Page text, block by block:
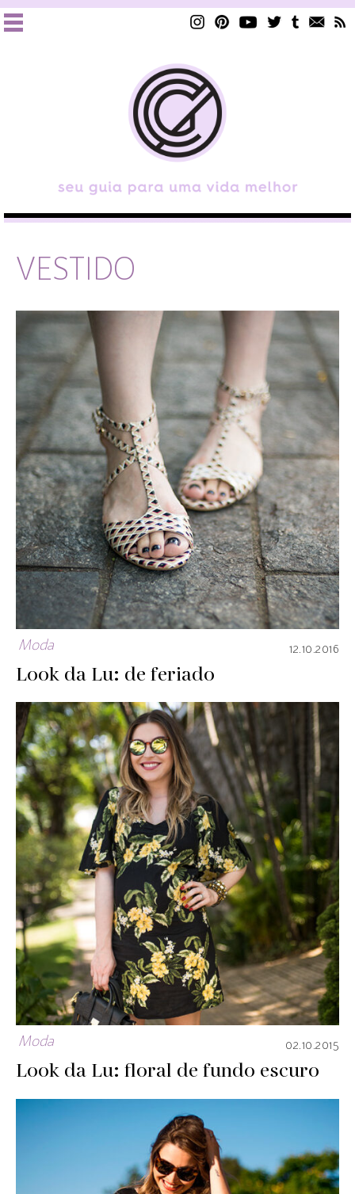
VESTIDO
Moda 12.10.2016
Look da Lu: de feriado
Moda 02.10.2015
Look da Lu: floral de fundo escuro